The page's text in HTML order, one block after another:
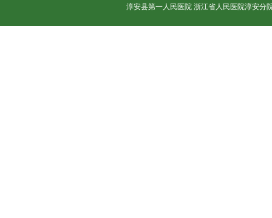
淳安县第一人民医院 浙江省人民医院淳安分